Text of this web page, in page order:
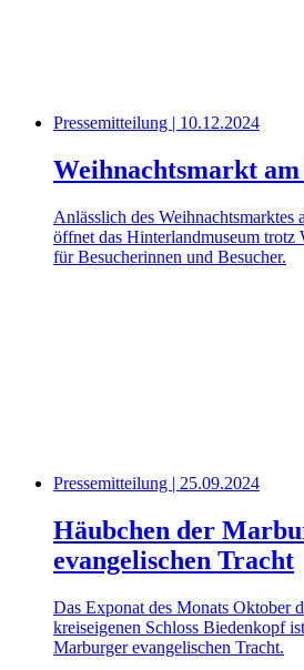
Pressemitteilung | 10.12.2024
Weihnachtsmarkt am
Anlässlich des Weihnachtsmarktes
öffnet das Hinterlandmuseum trotz
für Besucherinnen und Besucher.
Pressemitteilung | 25.09.2024
Häubchen der
evangelischen Tracht
Das Exponat des Monats Oktober
kreiseigenen Schloss Biedenkopf
Marburger evangelischen Tracht.